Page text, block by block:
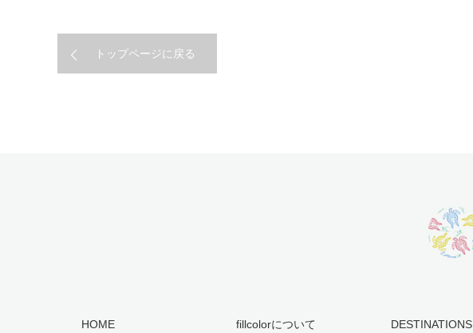
トップページに戻る
HOME fillcolorについて DESTINATIONS